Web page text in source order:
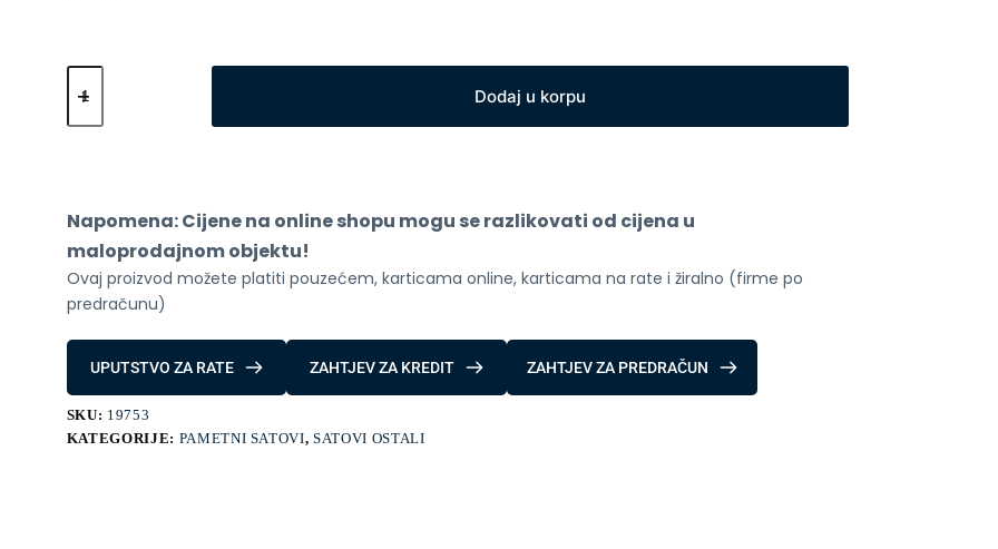
Pametni
sat
J6
Dodaj u korpu
Napomena: Cijene na online shopu mogu se razlikovati od cijena u
maloprodajnom objektu!
Ovaj proizvod možete platiti pouzećem, karticama online, karticama na rate i žiralno (firme po
predračunu)
UPUTSTVO ZA RATE ZAHTJEV ZA KREDIT ZAHTJEV ZA PREDRAČUN
SKU: 19753
KATEGORIJE: PAMETNI SATOVI,SATOVI OSTALI